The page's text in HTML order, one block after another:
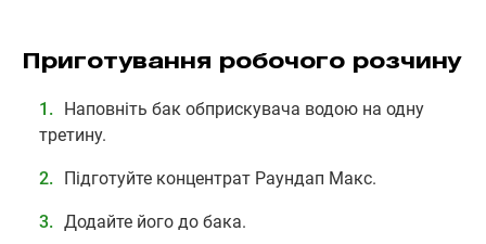
Приготування робочого розчину
Наповніть бак обприскувача водою на одну
третину.
Підготуйте концентрат Раундап Макс.
Додайте його до бака.